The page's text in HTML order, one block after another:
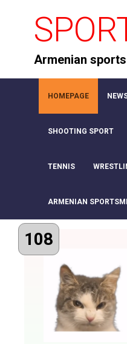
Armenian
HOMEPAGE
SHOOTING SPORT
TENNIS
ARMENIAN
108